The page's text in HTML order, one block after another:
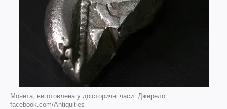
Монета, виготовлена у доісторичні часи. Джерело:
facebook.com/Antiquities